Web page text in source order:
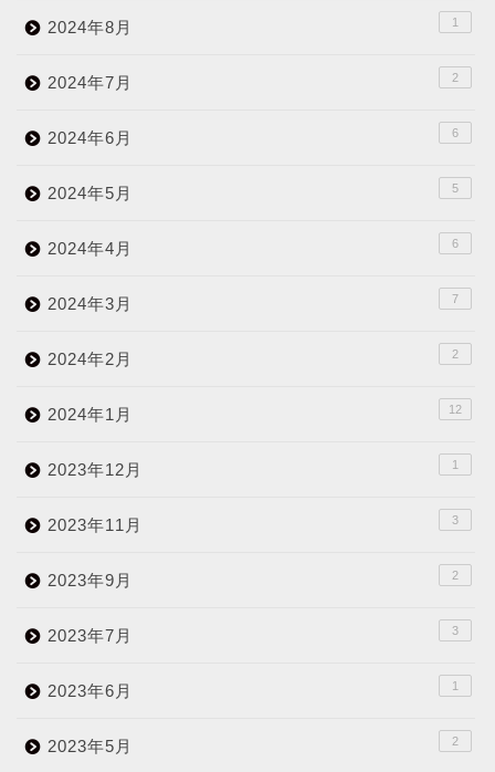
2024年8月 1
2024年7月 2
2024年6月 6
2024年5月 5
2024年4月 6
2024年3月 7
2024年2月 2
2024年1月 12
2023年12月 1
2023年11月 3
2023年9月 2
2023年7月 3
2023年6月 1
2023年5月 2